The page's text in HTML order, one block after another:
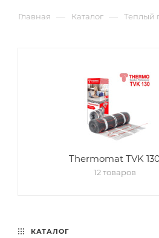
Главная — Каталог — Теплый
Thermomat TVK
12 товаров
КАТАЛОГ